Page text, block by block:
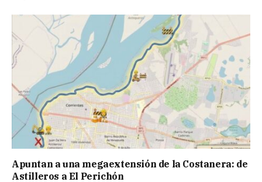
Apuntan a una megaextensión de la Costanera: de
Astilleros a El Perichón